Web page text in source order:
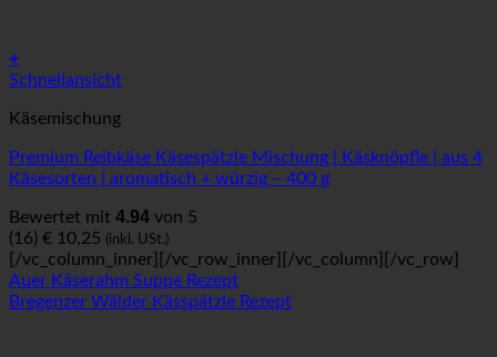
+
Schnellansicht
Käsemischung
Premium Reibkäse Käsespätzle Mischung | Käsknöpfle | aus 4
Käsesorten | aromatisch + würzig – 400 g
Bewertet mit 4.94 von 5
(16) € 10,25 (inkl. USt.)
[/vc_column_inner][/vc_row_inner][/vc_column][/vc_row]
Auer Käserahm Suppe Rezept
Bregenzer Wälder Kässpätzle Rezept